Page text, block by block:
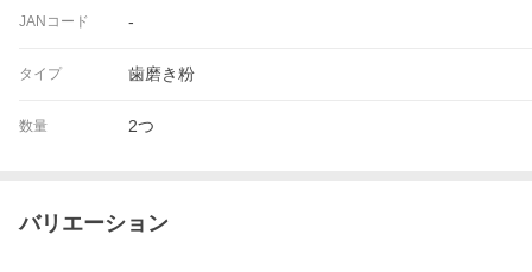
JANコード -
タイプ 歯磨き粉
数量 2つ
バリエーション